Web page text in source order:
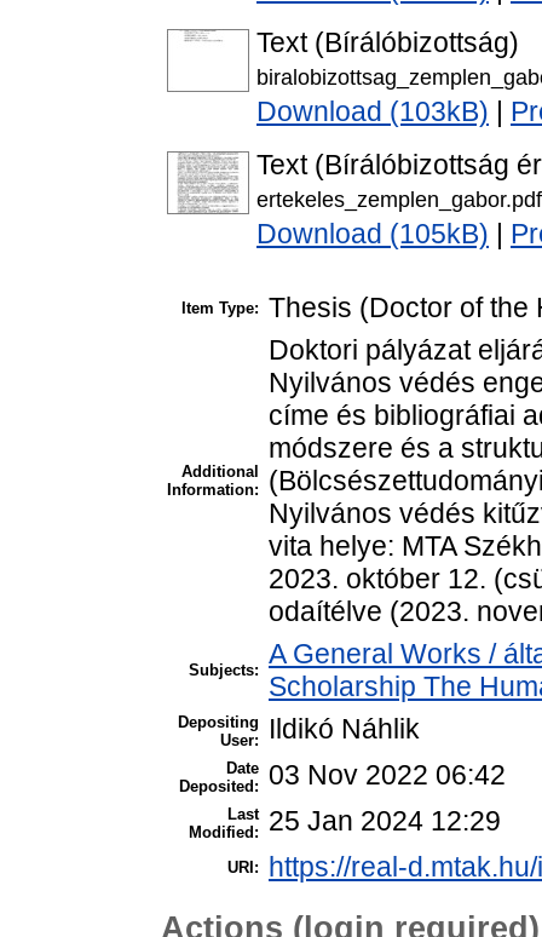
Text (Bírálóbizottság)
Download (103kB)
Text (Bírálóbizottság
ertekeles_zemplen_gabor.pdf
Download (105kB)
Item Type: Thesis (Doctor of the
Additional
Information:
Doktori pályázat
Nyilvános védés
címe és bibliográfiai
módszere és a
Nyilvános védés
vita helye: MTA
2023. október 12.
odaítélve (2023.
Subjects:
A General Works /
Scholarship The
Depositing
User:
Ildikó Náhlik
Date
Deposited:
03 Nov 2022 06:42
Last
Modified:
25 Jan 2024 12:29
URI: https://real-
Actions (login required)